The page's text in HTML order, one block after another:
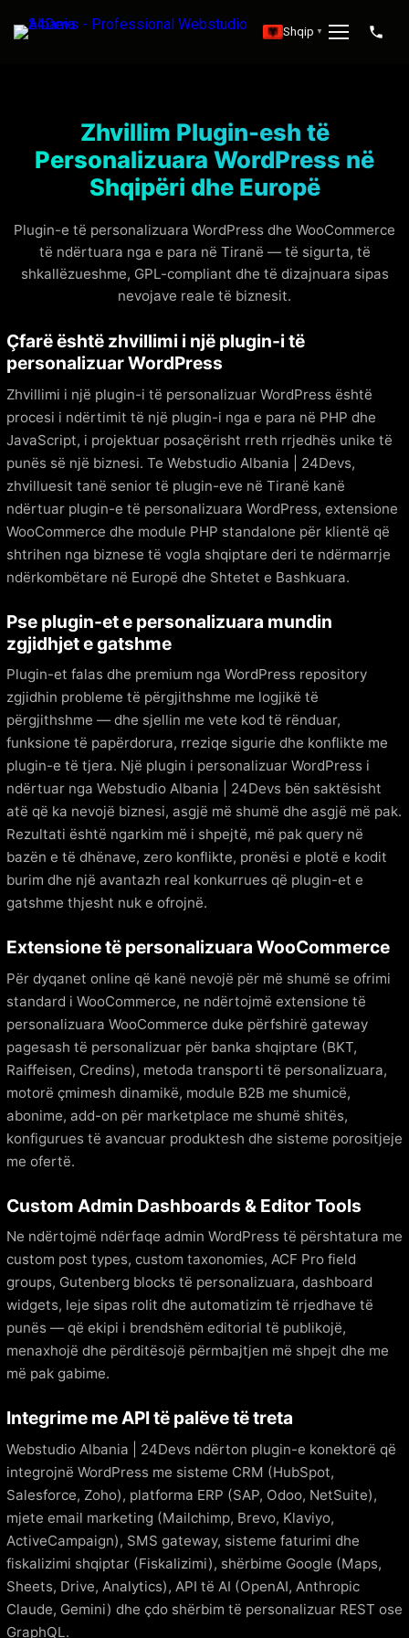
Shqip ▼
Zhvillim Plugin-esh të
Personalizuara WordPress në
Shqipëri dhe Europë
Plugin-e të personalizuara WordPress dhe WooCommerce
të ndërtuara nga e para në Tiranë — të sigurta, të
shkallëzueshme, GPL-compliant dhe të dizajnuara sipas
nevojave reale të biznesit.
Çfarë është zhvillimi i një plugin-i të
personalizuar WordPress
Zhvillimi i një plugin-i të personalizuar WordPress është
procesi i ndërtimit të një plugin-i nga e para në PHP dhe
JavaScript, i projektuar posaçërisht rreth rrjedhës unike të
punës së një biznesi. Te Webstudio Albania | 24Devs,
zhvilluesit tanë senior të plugin-eve në Tiranë kanë
ndërtuar plugin-e të personalizuara WordPress, extensione
WooCommerce dhe module PHP standalone për klientë që
shtrihen nga biznese të vogla shqiptare deri te ndërmarrje
ndërkombëtare në Europë dhe Shtetet e Bashkuara.
Pse plugin-et e personalizuara mundin
zgjidhjet e gatshme
Plugin-et falas dhe premium nga WordPress repository
zgjidhin probleme të përgjithshme me logjikë të
përgjithshme — dhe sjellin me vete kod të rënduar,
funksione të papërdorura, rreziqe sigurie dhe konflikte me
plugin-e të tjera. Një plugin i personalizuar WordPress i
ndërtuar nga Webstudio Albania | 24Devs bën saktësisht
atë që ka nevojë biznesi, asgjë më shumë dhe asgjë më pak.
Rezultati është ngarkim më i shpejtë, më pak query në
bazën e të dhënave, zero konflikte, pronësi e plotë e kodit
burim dhe një avantazh real konkurrues që plugin-et e
gatshme thjesht nuk e ofrojnë.
Extensione të personalizuara WooCommerce
Për dyqanet online që kanë nevojë për më shumë se ofrimi
standard i WooCommerce, ne ndërtojmë extensione të
personalizuara WooCommerce duke përfshirë gateway
pagesash të personalizuar për banka shqiptare (BKT,
Raiffeisen, Credins), metoda transporti të personalizuara,
motorë çmimesh dinamikë, module B2B me shumicë,
abonime, add-on për marketplace me shumë shitës,
konfigurues të avancuar produktesh dhe sisteme porositjeje
me ofertë.
Custom Admin Dashboards & Editor Tools
Ne ndërtojmë ndërfaqe admin WordPress të përshtatura me
custom post types, custom taxonomies, ACF Pro field
groups, Gutenberg blocks të personalizuara, dashboard
widgets, leje sipas rolit dhe automatizim të rrjedhave të
punës — që ekipi i brendshëm editorial të publikojë,
menaxhojë dhe përditësojë përmbajtjen më shpejt dhe me
më pak gabime.
Integrime me API të palëve të treta
Webstudio Albania | 24Devs ndërton plugin-e konektorë që
integrojnë WordPress me sisteme CRM (HubSpot,
Salesforce, Zoho), platforma ERP (SAP, Odoo, NetSuite),
mjete email marketing (Mailchimp, Brevo, Klaviyo,
ActiveCampaign), SMS gateway, sisteme faturimi dhe
fiskalizimi shqiptar (Fiskalizimi), shërbime Google (Maps,
Sheets, Drive, Analytics), API të AI (OpenAI, Anthropic
Claude, Gemini) dhe çdo shërbim të personalizuar REST ose
GraphQL.